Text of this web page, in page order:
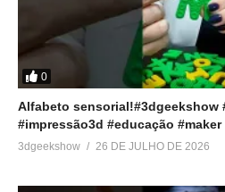
0
Alfabeto sensorial!#3dgeekshow
#impressão3d #educação #maker
3dgeekshow 26 DE JULHO DE 2026